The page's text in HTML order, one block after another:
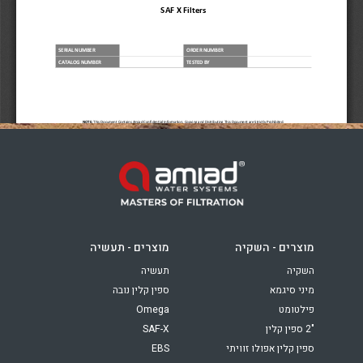
Russian
France
German
Israel
Hebrew
Chinese
בהתבסס על מיקומך, אנו ממליצים על האתר המקומי הבא:
North America- English
מוצרים - השקיה
השקיה
מיני סיגמא
פילטומט
"2 ספין קלין
ספין קלין אפולו זוויתי
מוצרים - תעשיה
תעשיה
ספין קלין נובה
Omega
SAF-X
EBS